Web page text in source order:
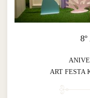
ART FESTA